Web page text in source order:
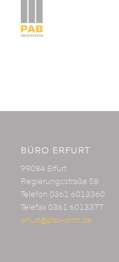
BÜRO ERFURT
99084 Erfurt
Regierungsstraße 58
Telefon 0361 6013360
Telefax 0361 6013377
erfurt@pab-arch.de